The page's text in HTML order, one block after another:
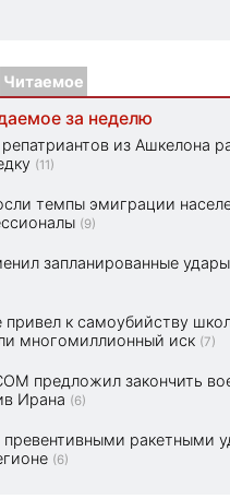
Читаемое
за неделю
из Ашкелона
(11)
темпы эмиграции
(9)
запланированные
привел к самоубийству
многомиллионный иск (7)
предложил закончить
Ирана (6)
ракетными
(6)